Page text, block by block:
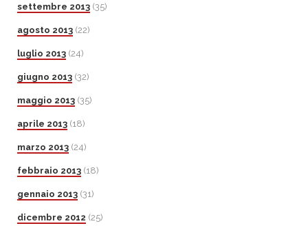
settembre 2013 (35)
agosto 2013 (22)
luglio 2013 (24)
giugno 2013 (32)
maggio 2013 (35)
aprile 2013 (18)
marzo 2013 (24)
febbraio 2013 (18)
gennaio 2013 (31)
dicembre 2012 (25)